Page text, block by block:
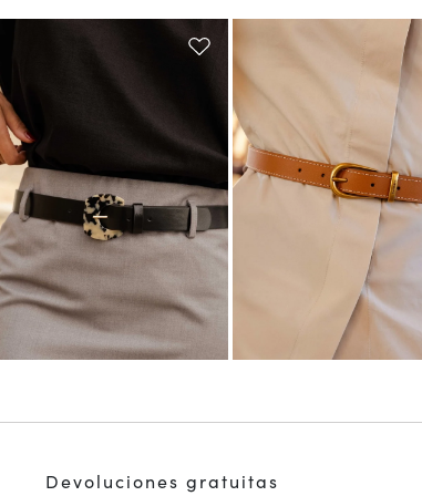
Devoluciones gratuitas